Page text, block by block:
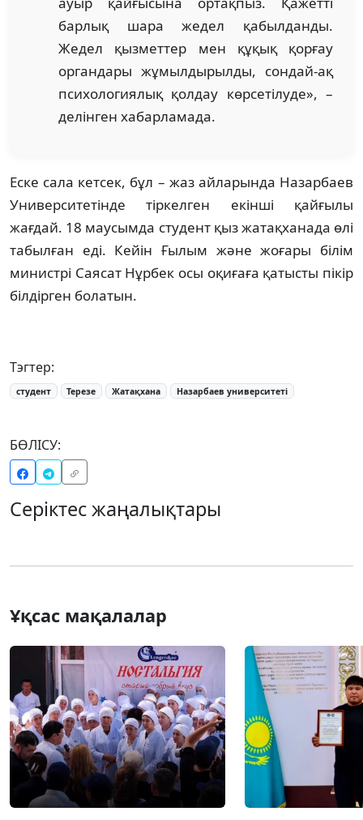
барлық шара жедел қабылданды.
Жедел қызметтер мен құқық қорғау
органдары жұмылдырылды, сондай-ақ
психологиялық қолдау көрсетілуде», –
делінген хабарламада.
Еске сала кетсек, бұл – жаз айларында Назарбаев
Университетінде тіркелген екінші қайғылы
жағдай. 18 маусымда студент қыз жатақханада өлі
табылған еді. Кейін Ғылым және жоғары білім
министрі Саясат Нұрбек осы оқиғаға қатысты пікір
білдірген болатын.
Тэгтер:
студент Терезе Жатақхана Назарбаев университеті
БӨЛІСУ:
Серіктес жаңалықтары
Ұқсас мақалалар